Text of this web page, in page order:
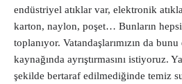
endüstriyel atıklar var, elektronik
karton, naylon, poşet… Bunların
toplanıyor. Vatandaşlarımızın da
kaynağında ayrıştırmasını istiyoruz.
şekilde bertaraf edilmediğinde temiz